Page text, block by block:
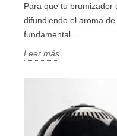
Para que tu brumizador
difundiendo el aroma
fundamental...
Leer más